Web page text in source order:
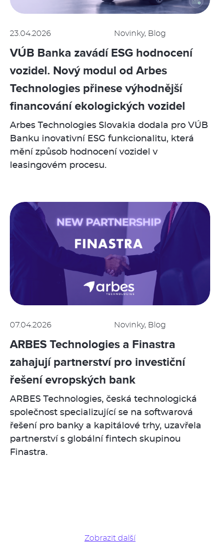
23.04.2026 Novinky, Blog
VÚB Banka zavádí ESG hodnocení
vozidel. Nový modul od Arbes
Technologies přinese výhodnější
financování ekologických vozidel
Arbes Technologies Slovakia dodala pro VÚB
Banku inovativní ESG funkcionalitu, která
mění způsob hodnocení vozidel v
leasingovém procesu.
07.04.2026 Novinky, Blog
ARBES Technologies a Finastra
zahajují partnerství pro investiční
řešení evropských bank
ARBES Technologies, česká technologická
společnost specializující se na softwarová
řešení pro banky a kapitálové trhy, uzavřela
partnerství s globální fintech skupinou
Finastra.
Zobrazit další